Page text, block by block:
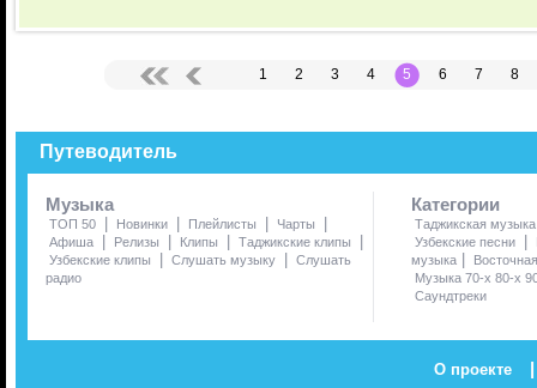
1 2 3 4 5 6 7 8
Путеводитель
Музыка
ТОП 50 Новинки Плейлисты Чарты
Афиша Релизы Клипы Таджикские клипы
Узбекские клипы Слушать музыку
Слушать
радио
Категории
Таджикская музыка
Узбекские песни
музыка
Музыка 70-х 80-х
Саундтреки
О проекте |